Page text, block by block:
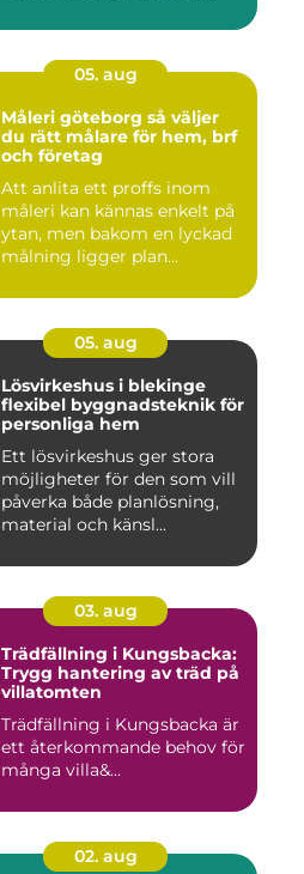
05. aug
Måleri göteborg så väljer
du rätt målare för hem, brf
och företag
Att anlita ett proffs inom
måleri kan kännas enkelt på
ytan, men bakom en lyckad
målning ligger plan...
05. aug
Lösvirkeshus i blekinge
flexibel byggnadsteknik för
personliga hem
Ett lösvirkeshus ger stora
möjligheter för den som vill
påverka både planlösning,
material och känsl...
03. aug
Trädfällning i Kungsbacka:
Trygg hantering av träd på
villatomten
Trädfällning i Kungsbacka är
ett återkommande behov för
många villa&...
02. aug